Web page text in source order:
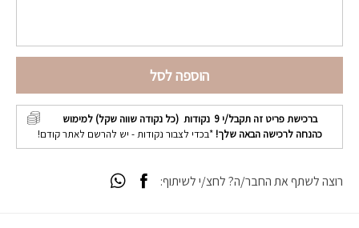
הוספה לסל
ברכישת פריט זה תקבל/י 9 נקודות (כל נקודה שווה שקל) למימוש
כהנחה לרכישה הבאה שלך! *בכדי לצבור נקודות - יש להרשם לאתר קודם!
רוצה לשתף את החבר/ה? לחצ/י לשיתוף: